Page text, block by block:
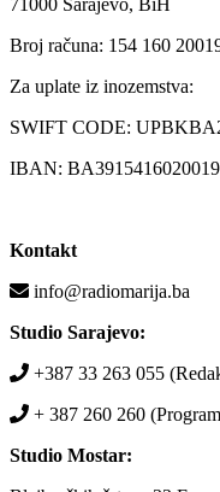
Broj računa: 154 160
Za uplate iz inozemstva:
SWIFT CODE:
IBAN:
Kontakt
info@radiomarija.ba
Studio Sarajevo:
+387 33 263 055
+ 387 260 260
Studio Mostar: